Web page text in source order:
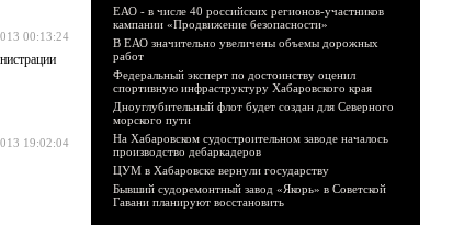
00:13:24
19:02:04
ЕАО - в числе 40 российских регионов-участников
кампании «Продвижение безопасности»
В ЕАО значительно увеличены объемы дорожных
работ
Федеральный эксперт по достоинству оценил
спортивную инфраструктуру Хабаровского края
Дноуглубительный флот будет создан для Северного
морского пути
На Хабаровском судостроительном заводе началось
производство дебаркадеров
ЦУМ в Хабаровске вернули государству
Бывший судоремонтный завод «Якорь» в Советской
Гавани планируют восстановить